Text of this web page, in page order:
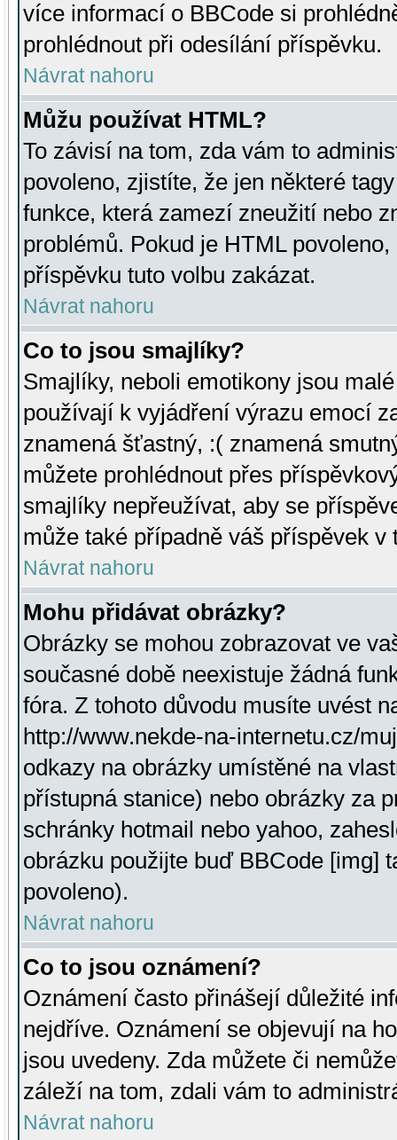
více informací o BBCode si
prohlédnout při odesílání příspěvku.
Návrat nahoru
Můžu používat HTML?
To závisí na tom, zda vám to
povoleno, zjistíte, že jen některé
funkce, která zamezí zneužití nebo
problémů. Pokud je HTML
příspěvku tuto volbu zakázat.
Návrat nahoru
Co to jsou smajlíky?
Smajlíky, neboli emotikony jsou
používají k vyjádření výrazu emocí
znamená šťastný, :( znamená
můžete prohlédnout přes
smajlíky nepřeužívat, aby se
může také případně váš příspěvek v
Návrat nahoru
Mohu přidávat obrázky?
Obrázky se mohou zobrazovat ve
současné době neexistuje žádná
fóra. Z tohoto důvodu musíte uvést
http://www.nekde-na-internetu.cz/
odkazy na obrázky umístěné na
přístupná stanice) nebo obrázky za
schránky hotmail nebo yahoo,
obrázku použijte buď BBCode [img]
povoleno).
Návrat nahoru
Co to jsou oznámení?
Oznámení často přinášejí důležité
nejdříve. Oznámení se objevují na
jsou uvedeny. Zda můžete či
záleží na tom, zdali vám to
Návrat nahoru